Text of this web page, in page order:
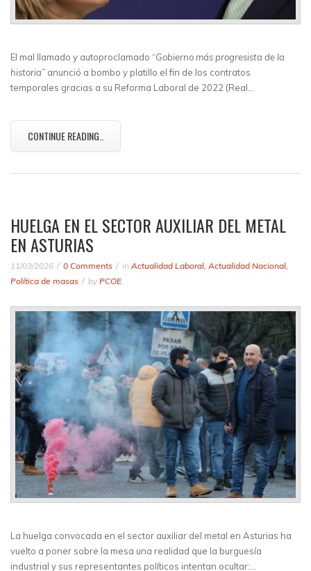
El mal llamado y autoproclamado “Gobierno más progresista de la
historia” anunció a bombo y platillo el fin de los contratos
temporales gracias a su Reforma Laboral de 2022 (Real…
CONTINUE READING..
HUELGA EN EL SECTOR AUXILIAR DEL METAL
EN ASTURIAS
11/03/2026 0 Comments in Actualidad Laboral Actualidad Nacional
Política de masas
by PCOE
La huelga convocada en el sector auxiliar del metal en Asturias ha
vuelto a poner sobre la mesa una realidad que la burguesía
industrial y sus representantes políticos intentan ocultar:…